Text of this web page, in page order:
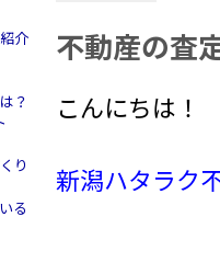
介
？
り
る
不動産の査
こんにちは！
新潟ハタラク